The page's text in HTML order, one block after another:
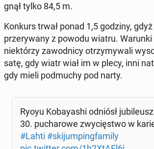
gnął tylko 84,5 m.
Konkurs trwał ponad 1,5 godziny,
prze­ry­wa­ny z powodu wiatru. Warunki
nie­któ­rzy za­wod­ni­cy otrzy­my­wa­li
sa­tę, gdy wiatr wiał im w plecy, inni
gdy mieli po­dmu­chy pod narty.
Ryoyu Ko­bay­ashi odniósł
30. pu­cha­ro­we zwy­cię­stwo w
#Lahti #ski­jum­ping­fa­mi­ly